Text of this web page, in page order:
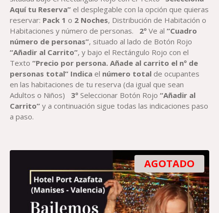
Aquí tu Reserva” el desplegable con la opción que quieras
reservar: Pack 1 o 2 Noches, Distribución de Habitación o
Habitaciones y número de personas. 2º Ve al“Cuadro
número de personas”, situado al lado de Botón Rojo
“Añadir al Carrito”, y bajo el Rectángulo Rojo con el
Texto“Precio por persona. Añade al carrito el nº de
personas total” Indica el número total de ocupantes
en las habitaciones de tu reserva (da igual que sean
Adultos o Niños) 3º Seleccionar Botón Rojo“Añadir al
Carrito” y a continuación sigue todas las indicaciones paso
a paso.
AGOTADO